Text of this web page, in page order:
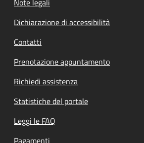
Dichiarazione di accessibilità
Contatti
Prenotazione appuntamento
Richiedi assistenza
Statistiche del portale
Leggi le FAQ
Pagamenti